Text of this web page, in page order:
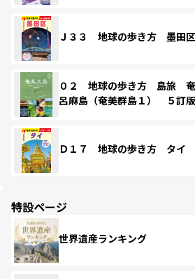
Ｊ３３ 地球の歩き方 墨田区
０２ 地球の歩き方 島旅
呂麻島（奄美群島１） ５訂版
Ｄ１７ 地球の歩き方 タイ
特設ページ
世界遺産ランキング